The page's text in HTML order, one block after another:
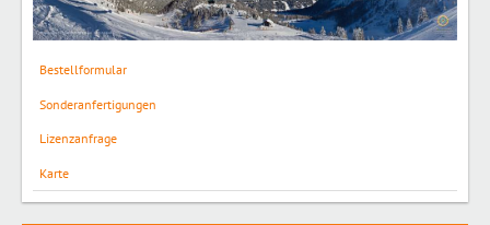
Bestellformular
Sonderanfertigungen
Lizenzanfrage
Karte